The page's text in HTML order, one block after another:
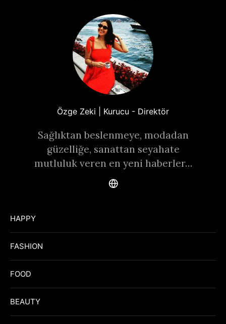
Özge Zeki | Kurucu - Direktör
Sağlıktan beslenmeye, modadan
güzelliğe, sanattan seyahate
mutluluk veren en yeni haberler…
HAPPY
FASHION
FOOD
BEAUTY